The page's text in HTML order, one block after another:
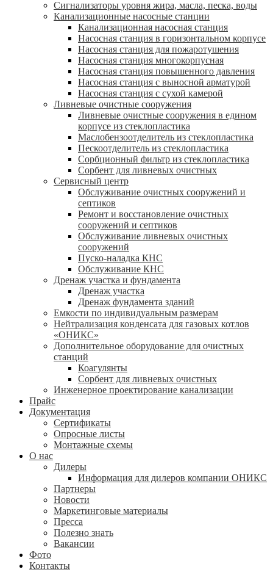
Сигнализаторы уровня жира, масла, песка, воды
Канализационные насосные станции
Канализационная насосная станция
Насосная станция в горизонтальном корпусе
Насосная станция для пожаротушения
Насосная станция многокорпусная
Насосная станция повышенного давления
Насосная станция с выносной арматурой
Насосная станция с сухой камерой
Ливневые очистные сооружения
Ливневые очистные сооружения в едином
корпусе из стеклопластика
Маслобензоотделитель из стеклопластика
Пескоотделитель из стеклопластика
Сорбционный фильтр из стеклопластика
Сорбент для ливневых очистных
Сервисный центр
Обслуживание очистных сооружений и
септиков
Ремонт и восстановление очистных
сооружений и септиков
Обслуживание ливневых очистных
сооружений
Пуско-наладка КНС
Обслуживание КНС
Дренаж участка и фундамента
Дренаж участка
Дренаж фундамента зданий
Емкости по индивидуальным размерам
Нейтрализация конденсата для газовых котлов
«ОНИКС»
Дополнительное оборудование для очистных
станций
Коагулянты
Сорбент для ливневых очистных
Инженерное проектирование канализации
Прайс
Документация
Сертификаты
Опросные листы
Монтажные схемы
О нас
Дилеры
Информация для дилеров компании ОНИКС
Партнеры
Новости
Маркетинговые материалы
Пресса
Полезно знать
Вакансии
Фото
Контакты